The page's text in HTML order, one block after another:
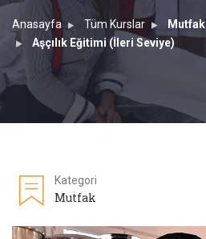
Anasayfa Tüm Kurslar
Mutfak
Aşçılık Eğitimi (İleri Seviye)
Kategori
Mutfak